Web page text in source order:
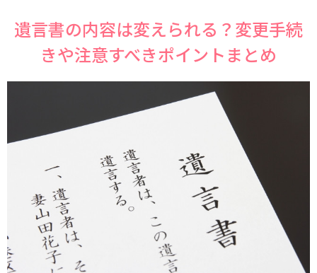
遺言書の内容は変えられる？変更手続
きや注意すべきポイントまとめ